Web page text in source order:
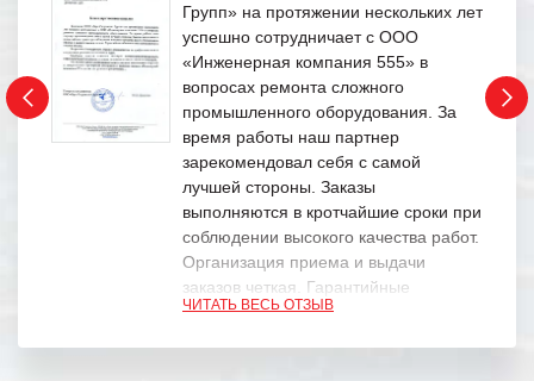
Групп» на протяжении нескольких лет
успешно сотрудничает с ООО
«Инженерная компания 555» в
вопросах ремонта сложного
промышленного оборудования. За
время работы наш партнер
зарекомендовал себя с самой
лучшей стороны. Заказы
выполняются в кротчайшие сроки при
соблюдении высокого качества работ.
Организация приема и выдачи
заказов четкая. Гарантийные
обязательства выполняются в
ЧИТАТЬ ВЕСЬ ОТЗЫВ